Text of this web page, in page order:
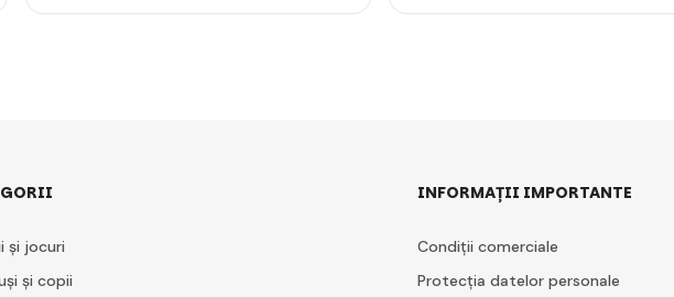
și jocuri
și copii
INFORMAȚII IMPORTANTE
Condiții comerciale
Protecția datelor personale